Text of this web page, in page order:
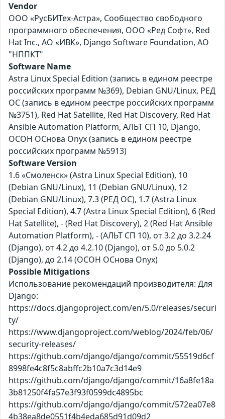
Vendor
ООО «РусБИТех-Астра», Сообщество свободного
программного обеспечения, ООО «Ред Софт», Red
Hat Inc., АО «ИВК», Django Software Foundation, АО
"НППКТ"
Software Name
Astra Linux Special Edition (запись в едином реестре
российских программ №369), Debian GNU/Linux, РЕД
ОС (запись в едином реестре российских программ
№3751), Red Hat Satellite, Red Hat Discovery, Red Hat
Ansible Automation Platform, АЛЬТ СП 10, Django,
ОСОН ОСнова Оnyx (запись в едином реестре
российских программ №5913)
Software Version
1.6 «Смоленск» (Astra Linux Special Edition), 10
(Debian GNU/Linux), 11 (Debian GNU/Linux), 12
(Debian GNU/Linux), 7.3 (РЕД ОС), 1.7 (Astra Linux
Special Edition), 4.7 (Astra Linux Special Edition), 6 (Red
Hat Satellite), - (Red Hat Discovery), 2 (Red Hat Ansible
Automation Platform), - (АЛЬТ СП 10), от 3.2 до 3.2.24
(Django), от 4.2 до 4.2.10 (Django), от 5.0 до 5.0.2
(Django), до 2.14 (ОСОН ОСнова Оnyx)
Possible Mitigations
Использование рекомендаций производителя: Для
Django:
https://docs.djangoproject.com/en/5.0/releases/securi
ty/
https://www.djangoproject.com/weblog/2024/feb/06/
security-releases/
https://github.com/django/django/commit/55519d6cf
8998fe4c8f5c8abffc2b10a7c3d14e9
https://github.com/django/django/commit/16a8fe18a
3b81250f4fa57e3f93f0599dc4895bc
https://github.com/django/django/commit/572ea07e8
4b38ea8de0551f4b4eda685d91d09d2